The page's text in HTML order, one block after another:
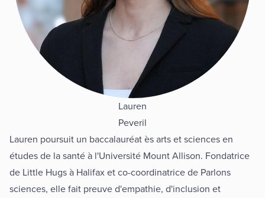
Lauren
Peveril
Lauren poursuit un baccalauréat ès arts et sciences en
études de la santé à l'Université Mount Allison. Fondatrice
de Little Hugs à Halifax et co-coordinatrice de Parlons
sciences, elle fait preuve d'empathie, d'inclusion et